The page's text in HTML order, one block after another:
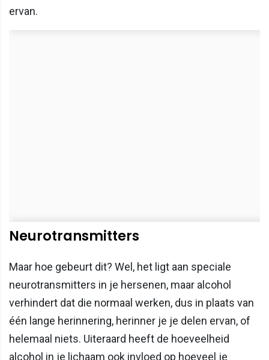
ervan.
Neurotransmitters
Maar hoe gebeurt dit? Wel, het ligt aan speciale
neurotransmitters in je hersenen, maar alcohol
verhindert dat die normaal werken, dus in plaats van
één lange herinnering, herinner je je delen ervan, of
helemaal niets. Uiteraard heeft de hoeveelheid
alcohol in je lichaam ook invloed op hoeveel je